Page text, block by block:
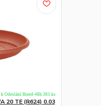
20 TE (R624) 0.03
k Odeslání Ihned-48h 381 ks